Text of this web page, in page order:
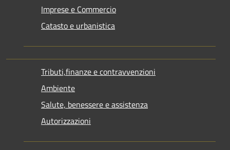
Imprese e Commercio
Catasto e urbanistica
Tributi,finanze e contravvenzioni
Ambiente
Salute, benessere e assistenza
Autorizzazioni